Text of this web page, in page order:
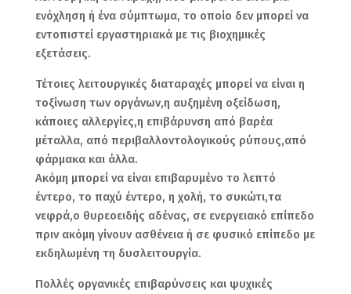
ενόχληση ή ένα σύμπτωμα, το οποίο δεν μπορεί να
εντοπιστεί εργαστηριακά με τις βιοχημικές
εξετάσεις.
Τέτοιες λειτουργικές διαταραχές μπορεί να είναι η
τοξίνωση των οργάνων,η αυξημένη οξείδωση,
κάποιες αλλεργίες,η επιβάρυνση από βαρέα
μέταλλα, από περιβαλλοντολογικούς ρύπους,από
φάρμακα και άλλα.
Ακόμη μπορεί να είναι επιβαρυμένο το λεπτό
έντερο, το παχύ έντερο, η χολή, το συκώτι,τα
νεφρά,ο θυρεοειδής αδένας, σε ενεργειακό επίπεδο
πριν ακόμη γίνουν ασθένεια ή σε φυσικό επίπεδο με
εκδηλωμένη τη δυσλειτουργία.
Πολλές οργανικές επιβαρύνσεις και ψυχικές